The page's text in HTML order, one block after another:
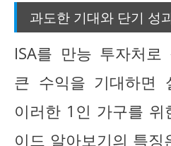
과도한 기대와 단기 성
ISA를 만능 투자처로
큰 수익을 기대하면
이러한 1인 가구를
이드 알아보기의 특